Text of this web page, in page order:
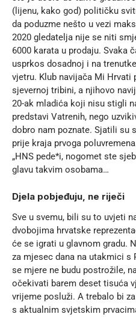
(lijenu, kako god) političku
da poduzme nešto u vezi
2020 gledatelja nije se niti
6000 karata u prodaju. Svaka
usprkos dosadnoj i na
vjetru. Klub navijača Mi
sjevernoj tribini, a njihovo
20-ak mladića koji nisu stigli
predstavi Vatrenih, nego
dobro nam poznate. Sjatili su
prije kraja prvoga
„HNS pede*i, nogomet ste
glavu takvim osobama…
Djela pobjeđuju, ne riječi
Sve u svemu, bili su to uvjeti
dvobojima hrvatske
će se igrati u glavnom gradu.
za mjesec dana na utakmici s
se mjere ne budu postrožile,
očekivati barem deset tisuća
vrijeme posluži. A trebalo bi
s aktualnim svjetskim